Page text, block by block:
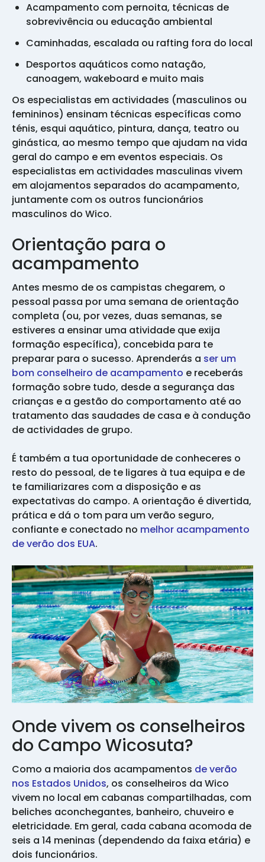
Acampamento com pernoita, técnicas de
sobrevivência ou educação ambiental
Caminhadas, escalada ou rafting fora do local
Desportos aquáticos como natação,
canoagem, wakeboard e muito mais
Os especialistas em actividades (masculinos ou
femininos) ensinam técnicas específicas como
ténis, esqui aquático, pintura, dança, teatro ou
ginástica, ao mesmo tempo que ajudam na vida
geral do campo e em eventos especiais. Os
especialistas em actividades masculinas vivem
em alojamentos separados do acampamento,
juntamente com os outros funcionários
masculinos do Wico.
Orientação para o
acampamento
Antes mesmo de os campistas chegarem, o
pessoal passa por uma semana de orientação
completa (ou, por vezes, duas semanas, se
estiveres a ensinar uma atividade que exija
formação específica), concebida para te
preparar para o sucesso. Aprenderás a ser um
bom conselheiro de acampamento e receberás
formação sobre tudo, desde a segurança das
crianças e a gestão do comportamento até ao
tratamento das saudades de casa e à condução
de actividades de grupo.
É também a tua oportunidade de conheceres o
resto do pessoal, de te ligares à tua equipa e de
te familiarizares com a disposição e as
expectativas do campo. A orientação é divertida,
prática e dá o tom para um verão seguro,
confiante e conectado no melhor acampamento
de verão dos EUA.
Onde vivem os conselheiros
do Campo Wicosuta?
Como a maioria dos acampamentos de verão
nos Estados Unidos, os conselheiros da Wico
vivem no local em cabanas compartilhadas, com
beliches aconchegantes, banheiro, chuveiro e
eletricidade. Em geral, cada cabana acomoda de
seis a 14 meninas (dependendo da faixa etária) e
dois funcionários.